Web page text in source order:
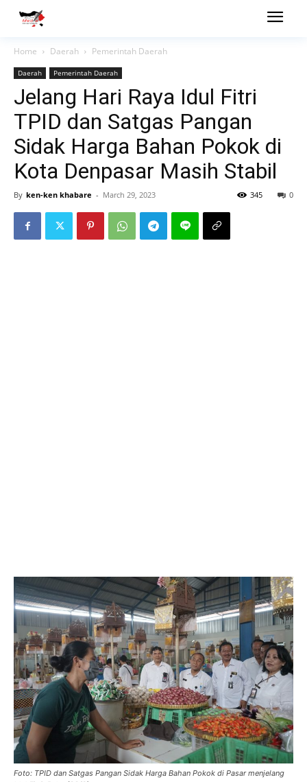
Home Daerah Pemerintah Daerah
Daerah Pemerintah Daerah
Jelang Hari Raya Idul Fitri
TPID dan Satgas Pangan
Sidak Harga Bahan Pokok di
Kota Denpasar Masih Stabil
By ken-ken khabare - March 29, 2023 0
345
Foto: TPID dan Satgas Pangan Sidak Harga Bahan Pokok di Pasar menjelang